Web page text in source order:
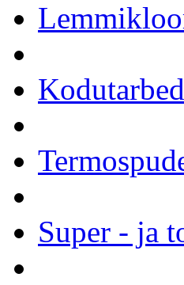
Super - ja